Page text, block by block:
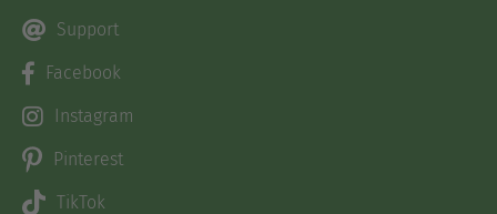
Support
Facebook
Instagram
Pinterest
TikTok